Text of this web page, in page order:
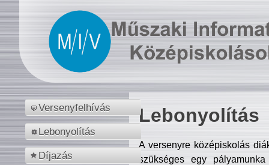
Versenyfelhívás
Lebonyolítás
Díjazás
Lebonyolítás
A versenyre középiskolás
szükséges egy